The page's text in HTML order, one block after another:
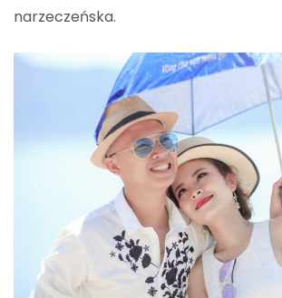
narzeczeńska.